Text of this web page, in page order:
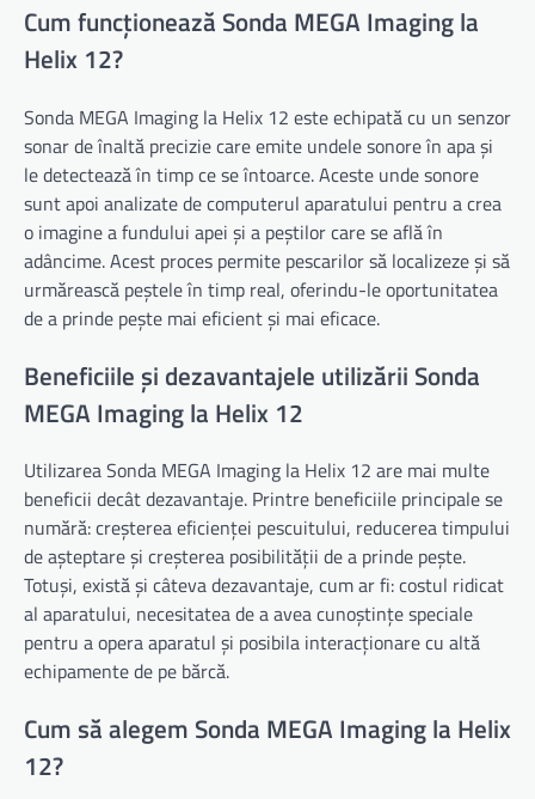
Cum funcționează Sonda MEGA Imaging la
Helix 12?
Sonda MEGA Imaging la Helix 12 este echipată cu un senzor
sonar de înaltă precizie care emite undele sonore în apa și
le detectează în timp ce se întoarce. Aceste unde sonore
sunt apoi analizate de computerul aparatului pentru a crea
o imagine a fundului apei și a peștilor care se află în
adâncime. Acest proces permite pescarilor să localizeze și să
urmărească peștele în timp real, oferindu-le oportunitatea
de a prinde pește mai eficient și mai eficace.
Beneficiile și dezavantajele utilizării Sonda
MEGA Imaging la Helix 12
Utilizarea Sonda MEGA Imaging la Helix 12 are mai multe
beneficii decât dezavantaje. Printre beneficiile principale se
numără: creșterea eficienței pescuitului, reducerea timpului
de așteptare și creșterea posibilității de a prinde pește.
Totuși, există și câteva dezavantaje, cum ar fi: costul ridicat
al aparatului, necesitatea de a avea cunoștințe speciale
pentru a opera aparatul și posibila interacționare cu altă
echipamente de pe bărcă.
Cum să alegem Sonda MEGA Imaging la Helix
12?